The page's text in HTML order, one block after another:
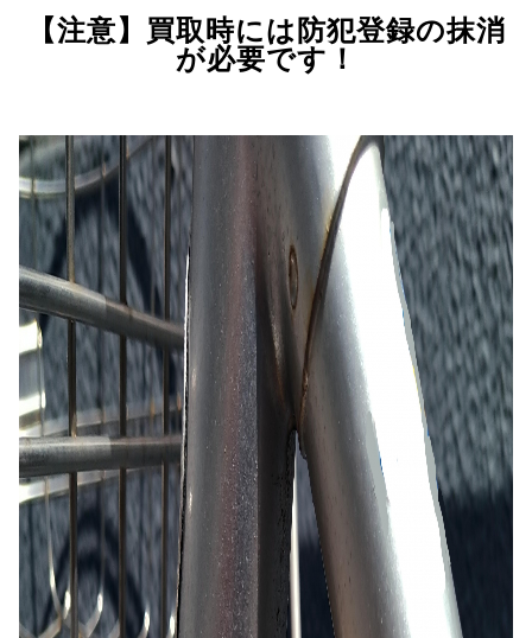
【注意】買取時には防犯登録の抹消
が必要です！